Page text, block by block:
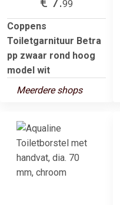
99
Coppens
Toiletgarnituur Betra
pp zwaar rond hoog
model wit
Meerdere shops